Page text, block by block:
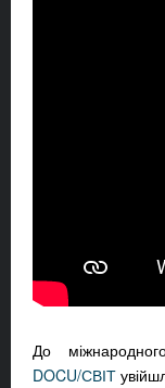
До
DOCU/СВІТ